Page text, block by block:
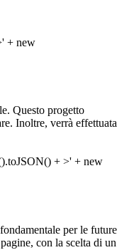
Questo progetto
Inoltre, verrà effettuata
per le future
con la scelta di un